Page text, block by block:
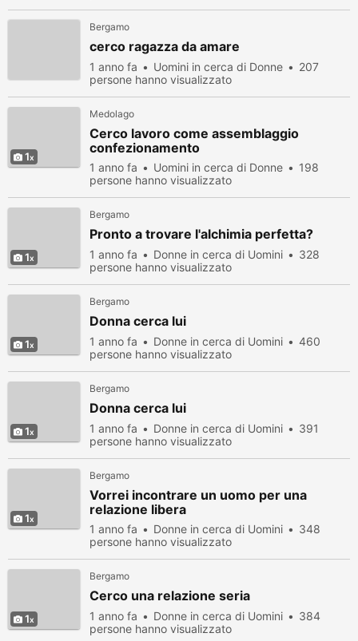
Bergamo
cerco ragazza da amare
1 anno fa Uomini in cerca di Donne
207
persone hanno visualizzato
1
Medolago
Cerco lavoro come assemblaggio
confezionamento
1 anno fa Uomini in cerca di Donne
198
persone hanno visualizzato
1
Bergamo
Pronto a trovare l'alchimia perfetta?
1 anno fa Donne in cerca di Uomini
328
persone hanno visualizzato
1
Bergamo
Donna cerca lui
1 anno fa Donne in cerca di Uomini
460
persone hanno visualizzato
1
Bergamo
Donna cerca lui
1 anno fa Donne in cerca di Uomini
391
persone hanno visualizzato
1
Bergamo
Vorrei incontrare un uomo per una
relazione libera
1 anno fa Donne in cerca di Uomini
348
persone hanno visualizzato
1
Bergamo
Cerco una relazione seria
1 anno fa Donne in cerca di Uomini
384
persone hanno visualizzato